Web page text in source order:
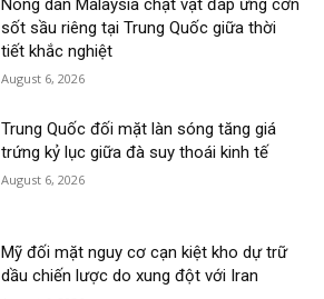
Nông dân Malaysia chật vật đáp ứng cơn
sốt sầu riêng tại Trung Quốc giữa thời
tiết khắc nghiệt
August 6, 2026
Trung Quốc đối mặt làn sóng tăng giá
trứng kỷ lục giữa đà suy thoái kinh tế
August 6, 2026
Mỹ đối mặt nguy cơ cạn kiệt kho dự trữ
dầu chiến lược do xung đột với Iran